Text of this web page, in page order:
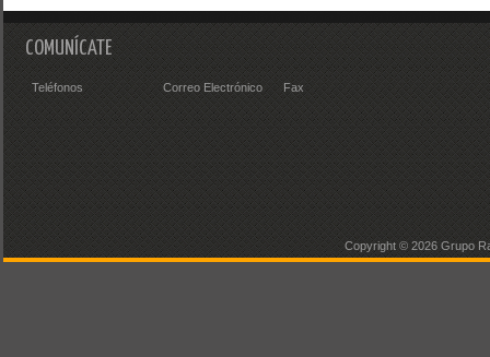
COMUNÍCATE
Teléfonos Correo Electrónico Fax
Copyright © 2026 Grupo